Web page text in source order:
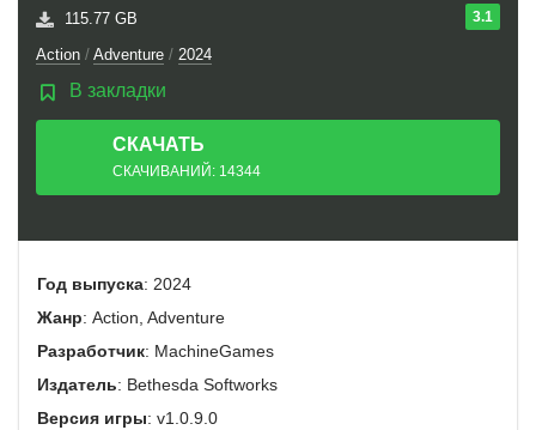
3.1
115.77 GB
Action / Adventure / 2024
В закладки
СКАЧАТЬ
ТОРРЕНТ
СКАЧИВАНИЙ: 14344
Год выпуска: 2024
Жанр: Action, Adventure
Разработчик: MachineGames
Издатель: Bethesda Softworks
Версия игры: v1.0.9.0